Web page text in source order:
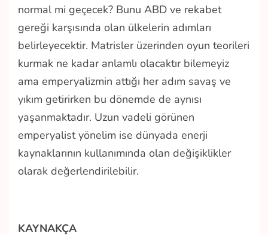
normal mi geçecek? Bunu ABD ve rekabet
gereği karşısında olan ülkelerin adımları
belirleyecektir. Matrisler üzerinden oyun teorileri
kurmak ne kadar anlamlı olacaktır bilemeyiz
ama emperyalizmin attığı her adım savaş ve
yıkım getirirken bu dönemde de aynısı
yaşanmaktadır. Uzun vadeli görünen
emperyalist yönelim ise dünyada enerji
kaynaklarının kullanımında olan değişiklikler
olarak değerlendirilebilir.
KAYNAKÇA